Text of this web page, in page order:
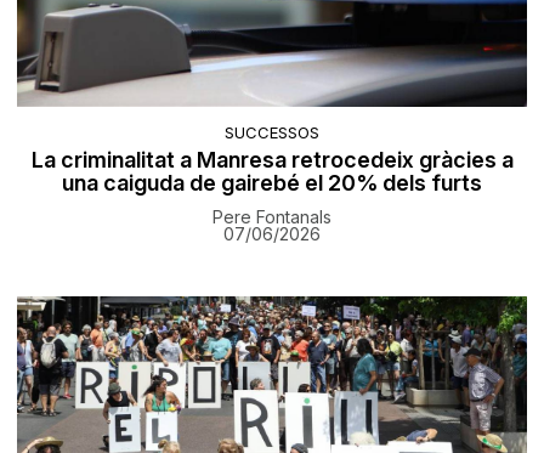
SUCCESSOS
La criminalitat a Manresa retrocedeix gràcies a
una caiguda de gairebé el 20% dels furts
Pere Fontanals
07/06/2026